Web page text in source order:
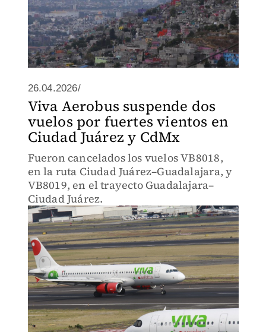
26.04.2026/
Viva Aerobus suspende dos
vuelos por fuertes vientos en
Ciudad Juárez y CdMx
Fueron cancelados los vuelos VB8018,
en la ruta Ciudad Juárez–Guadalajara, y
VB8019, en el trayecto Guadalajara–
Ciudad Juárez.